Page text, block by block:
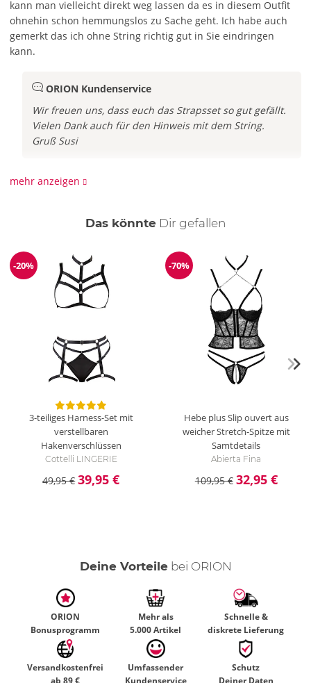
kann man vielleicht direkt weg lassen da es in diesem Outfit
ohnehin schon hemmungslos zu Sache geht. Ich habe auch
gemerkt das ich ohne String richtig gut in Sie eindringen
kann.
ORION Kundenservice
Wir freuen uns, dass euch das Strapsset so gut gefällt.
Vielen Dank auch für den Hinweis mit dem String.
Gruß Susi
Straps-Set
mehr anzeigen
Das könnte Dir auch
gefallen
Reduzierung
-20%
3-teiliges Harness-Set mit
verstellbaren
Hakenverschlüssen
Cottelli LINGERIE
49,95 € 39,95 €
Reduzierung
-70%
Hebe plus Slip ouvert aus
weicher Stretch-Spitze mit
Samtdetails
Abierta Fina
109,95 € 32,95 €
Deine Vorteilebei ORION
ORION
Bonusprogramm
Mehr als
5.000 Artikel
Schnelle &
diskrete Lieferung
Versandkostenfrei
ab 89 €
Umfassender
Kundenservice
Schutz
Deiner Daten